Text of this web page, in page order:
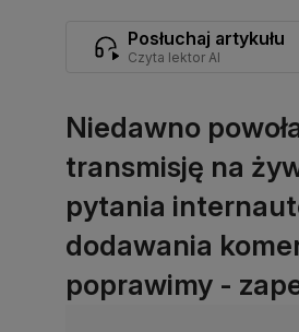
Posłuchaj artykułu
Czyta lektor AI
Niedawno
transmisję na
pytania
dodawania
poprawimy -